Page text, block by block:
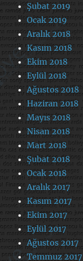
Şubat 2019
Ocak 2019
Aralık 2018
Kasım 2018
Ekim 2018
Eylül 2018
Ağustos 2018
Haziran 2018
Mayıs 2018
Nisan 2018
Mart 2018
Şubat 2018
Ocak 2018
Aralık 2017
Kasım 2017
Ekim 2017
Eylül 2017
Ağustos 2017
Temmuz 2017